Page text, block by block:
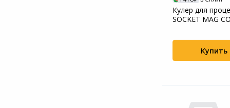
Кулер для
SOCKET MAG
Купить